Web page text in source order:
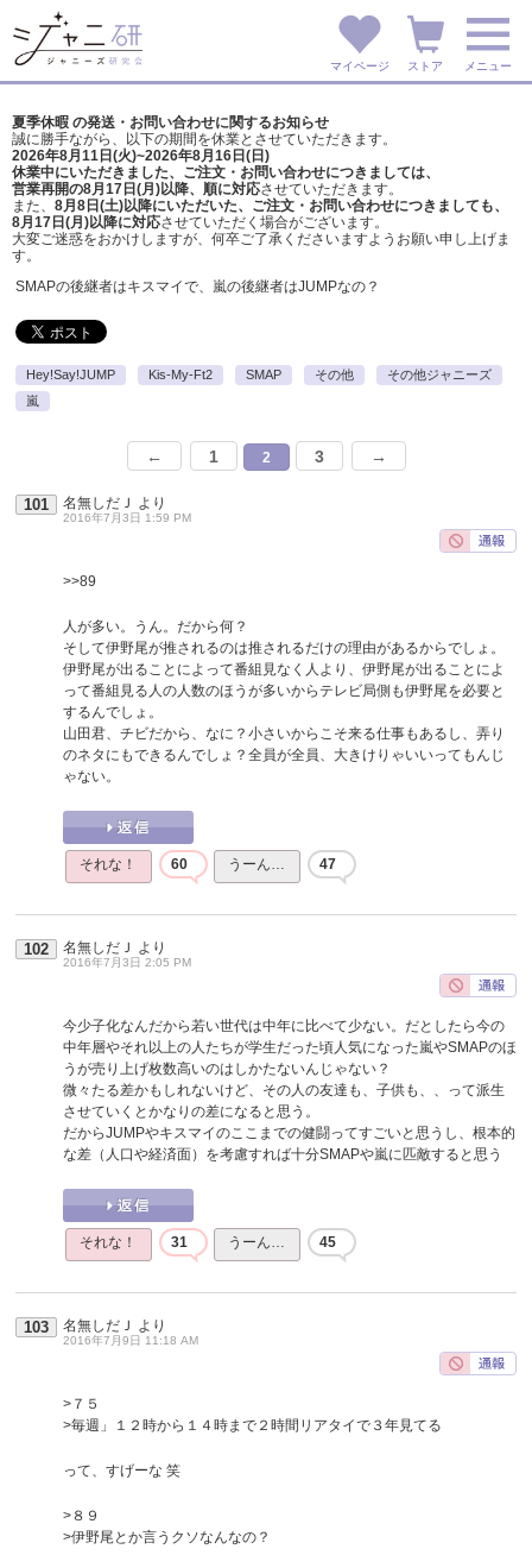
マイページ ストア メニュー
夏季休暇 の発送・お問い合わせに関するお知らせ
誠に勝手ながら、以下の期間を休業とさせていただきます。
2026年8月11日(火)~2026年8月16日(日)
休業中にいただきました、ご注文・お問い合わせにつきましては、
営業再開の8月17日(月)以降、順に対応させていただきます。
また、 8月8日(土)以降にいただいた、ご注文・ お問い合わせにつきましても、
8月17日(月)以降に対応させていただく場合がございます。
大変ご迷惑をおかけしますが、 何卒ご了承くださいますようお願い申し上げま
す。
SMAPの後継者はキスマイで、嵐の後継者はJUMPなの？
Hey!Say!JUMP Kis-My-Ft2 SMAP その他
その他ジャニーズ
嵐
← 1 2 3 →
101 名無しだＪ より
2016年7月3日 1:59 PM
>>89
人が多い。うん。だから何？
そして伊野尾が推されるのは推されるだけの理由があるからでしょ。
伊野尾が出ることによって番組見なく人より、伊野尾が出ることによ
って番組見る人の人数のほうが多いからテレビ局側も伊野尾を必要と
するんでしょ。
山田君、チビだから、なに？小さいからこそ来る仕事もあるし、弄り
のネタにもできるんでしょ？全員が全員、大きけりゃいいってもんじ
ゃない。
それな！ 60 うーん… 47
102 名無しだＪ より
2016年7月3日 2:05 PM
今少子化なんだから若い世代は中年に比べて少ない。だとしたら今の
中年層やそれ以上の人たちが学生だった頃人気になった嵐やSMAPのほ
うが売り上げ枚数高いのはしかたないんじゃない？
微々たる差かもしれないけど、その人の友達も、子供も、、って派生
させていくとかなりの差になると思う。
だからJUMPやキスマイのここまでの健闘ってすごいと思うし、根本的
な差（人口や経済面）を考慮すれば十分SMAPや嵐に匹敵すると思う
それな！ 31 うーん… 45
103 名無しだＪ より
2016年7月9日 11:18 AM
>７５
>毎週」１２時から１４時まで２時間リアタイで３年見てる
って、すげーな 笑
>８９
>伊野尾とか言うクソなんなの？